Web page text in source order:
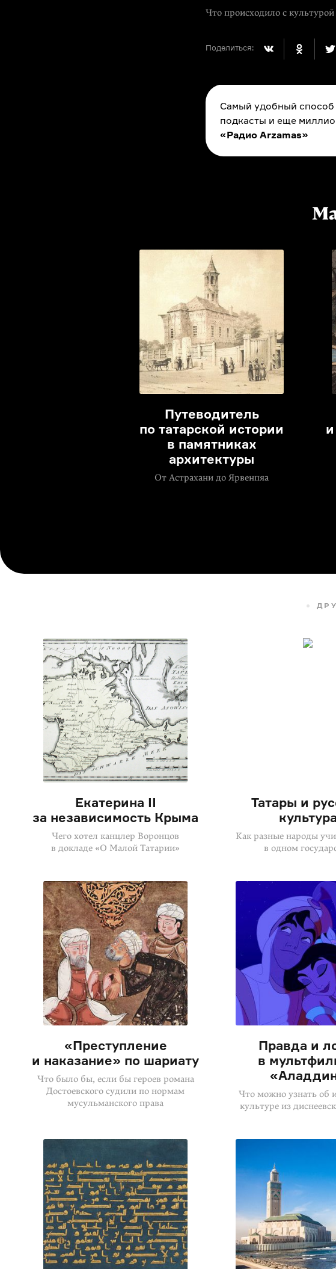
Что происходило с
Поделиться:
Самый удобный
подкасты и еще
«Радио Arzamas»
Путеводитель
по татарской истории
в памятниках
архитектуры
От Астрахани до Ярвенпяа
Екатерина II
за независимость Крыма
Чего хотел канцлер Воронцов
в докладе «О Малой Татарии»
Татары и
культура
Как разные народы
в одном
«Преступление
и наказание» по шариату
Что было бы, если бы героев романа
Достоевского судили по нормам
мусульманского права
Правда и
в
Что можно узнать об
культуре из